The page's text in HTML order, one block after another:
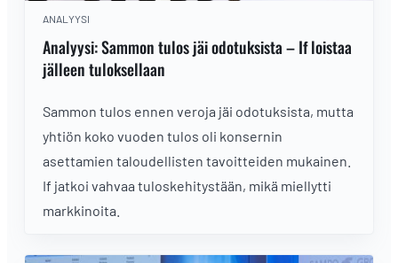
ANALYYSI
Analyysi: Sammon tulos jäi odotuksista – If loistaa
jälleen tuloksellaan
Sammon tulos ennen veroja jäi odotuksista, mutta
yhtiön koko vuoden tulos oli konsernin
asettamien taloudellisten tavoitteiden mukainen.
If jatkoi vahvaa tuloskehitystään, mikä miellytti
markkinoita.